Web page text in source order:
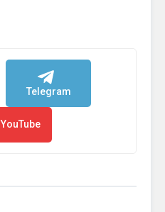
Telegram
YouTube